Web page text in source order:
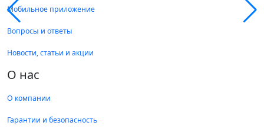
Мобильное приложение
Вопросы и ответы
Новости, статьи и акции
О нас
О компании
Гарантии и безопасность